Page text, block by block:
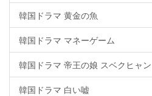
韓国ドラマ 黄金の魚
韓国ドラマ マネーゲーム
韓国ドラマ 帝王の娘 スベクヒャン
韓国ドラマ 白い嘘